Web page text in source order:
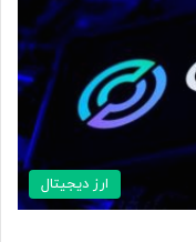
ارز دیجیتال